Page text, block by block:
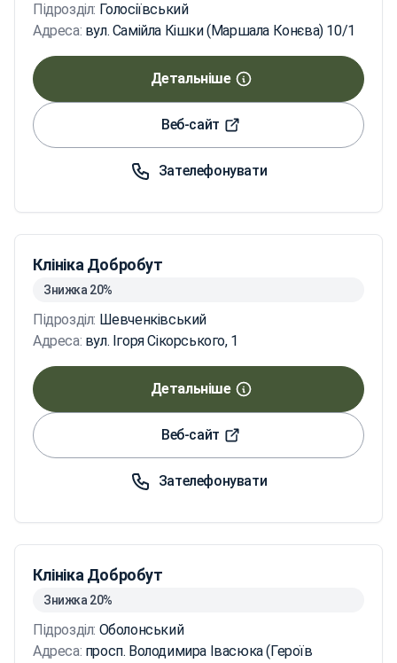
Підрозділ: Голосіївський
Адреса: вул. Самійла Кішки (Маршала Конєва) 10/1
Детальніше
Веб-сайт
Зателефонувати
Клініка Добробут
Знижка 20%
Підрозділ: Шевченківський
Адреса: вул. Ігоря Сікорського, 1
Детальніше
Веб-сайт
Зателефонувати
Клініка Добробут
Знижка 20%
Підрозділ: Оболонський
Адреса: просп. Володимира Івасюка (Героїв